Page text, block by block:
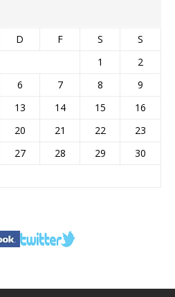
D F S
S
1
2
6 7 8
9
13 14 15
16
20 21 22
23
27 28 29
30